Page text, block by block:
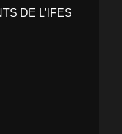
DE L’IFES